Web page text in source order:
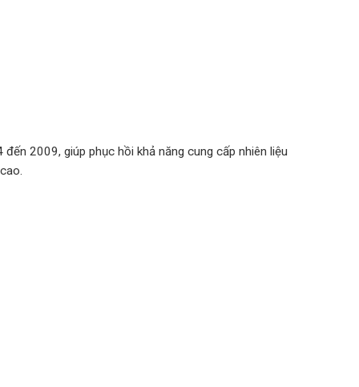
2009, giúp phục hồi khả năng cung cấp nhiên liệu